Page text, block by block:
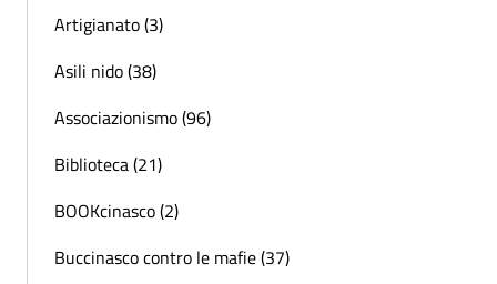
Artigianato (3)
Asili nido (38)
Associazionismo (96)
Biblioteca (21)
BOOKcinasco (2)
Buccinasco contro le mafie (37)